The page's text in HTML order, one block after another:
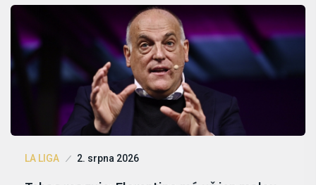
LA LIGA 2. srpna 2026